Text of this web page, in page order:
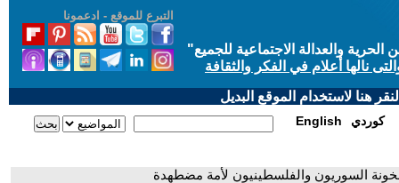
التبرع للموقع - ادعمونا
والعدالة الاجتماعية للجميع"
نالها أعلام في الفكر والثقافة
هنا لاستخدام الموقع البديل
English كوردي
السوريون والفلسطينيون لأمة مضطهدة